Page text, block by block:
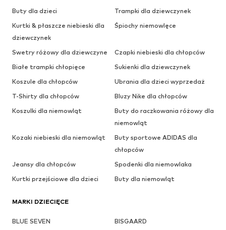
Buty dla dzieci
Trampki dla dziewczynek
Kurtki & płaszcze niebieski dla
dziewczynek
Śpiochy niemowlęce
Swetry różowy dla dziewczyne
Czapki niebieski dla chłopców
Białe trampki chłopięce
Sukienki dla dziewczynek
Koszule dla chłopców
Ubrania dla dzieci wyprzedaż
T-Shirty dla chłopców
Bluzy Nike dla chłopców
Koszulki dla niemowląt
Buty do raczkowania różowy dla
niemowląt
Kozaki niebieski dla niemowląt
Buty sportowe ADIDAS dla
chłopców
Jeansy dla chłopców
Spodenki dla niemowlaka
Kurtki przejściowe dla dzieci
Buty dla niemowląt
MARKI DZIECIĘCE
BLUE SEVEN
BISGAARD